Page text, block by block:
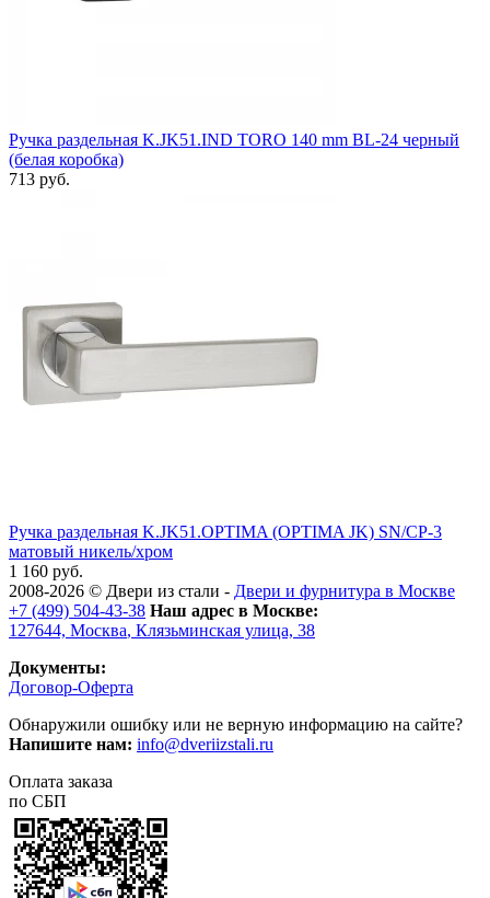
Ручка раздельная K.JK51.IND TORO 140 mm BL-24 черный
(белая коробка)
713 руб.
Ручка раздельная K.JK51.OPTIMA (OPTIMA JK) SN/CP-3
матовый никель/хром
1 160 руб.
2008-2026 © Двери из стали - Двери и фурнитура в Москве
+7 (499) 504-43-38 Наш адрес в Москве:
127644, Москва, Клязьминская улица, 38
Документы:
Договор-Оферта
Обнаружили ошибку или не верную информацию на сайте?
Напишите нам: info@dveriizstali.ru
Оплата заказа
по СБП